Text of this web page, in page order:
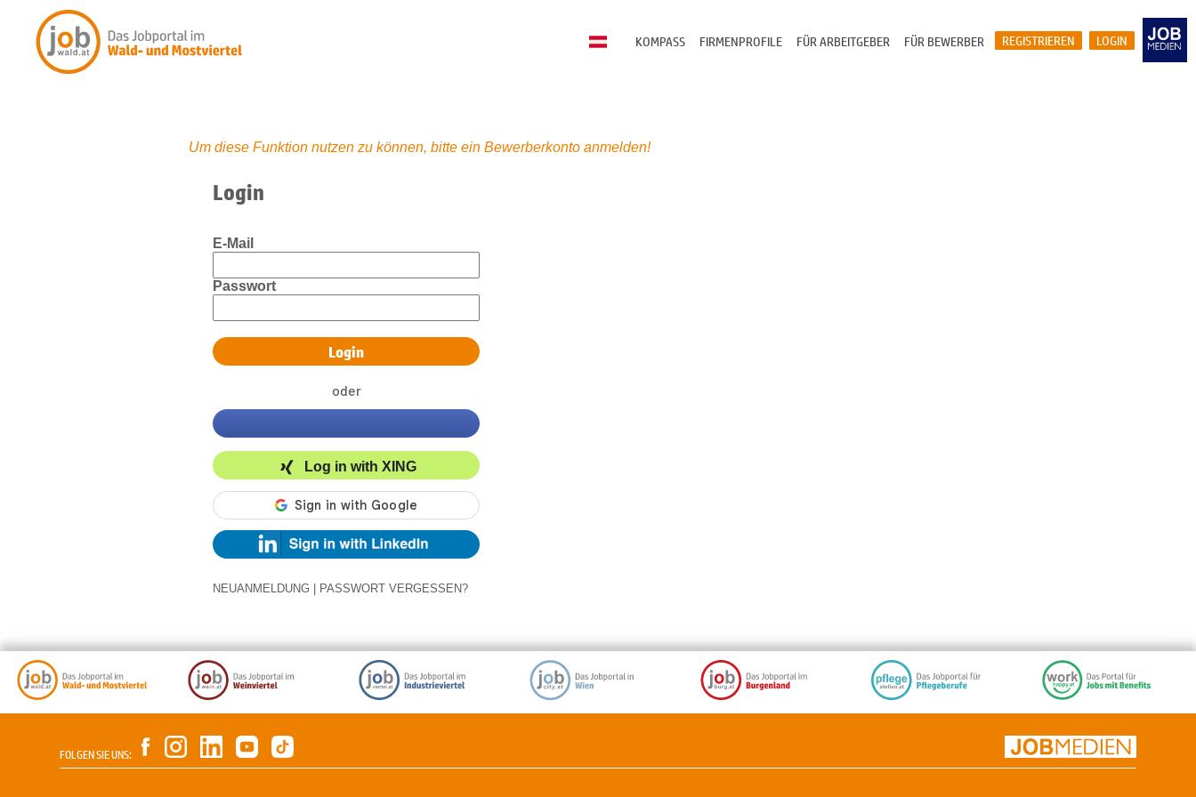
LOGIN
REGISTRIEREN
FÜR BEWERBER
FÜR ARBEITGEBER
FIRMENPROFILE
KOMPASS
Um diese Funktion nutzen zu können, bitte ein Bewerberkonto anmelden!
Login
E-Mail
Passwort
oder
Log in with XING
NEUANMELDUNG PASSWORT VERGESSEN?
FOLGEN SIE UNS: